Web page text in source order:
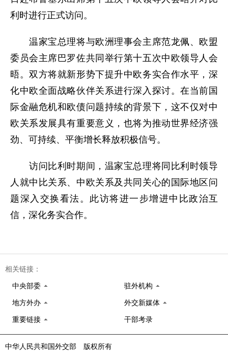
利时进行正式访问。
温家宝总理将与欧洲理事会主席范龙佩、欧盟
委员会主席巴罗佐共同举行第十五次中欧领导人会
晤。双方将就新形势下提升中欧务实合作水平，深
化中欧全面战略伙伴关系进行深入探讨。在当前国
际金融危机和欧债问题持续的背景下，这不仅对中
欧关系发展具有重要意义，也将为推动世界经济强
劲、可持续、平衡增长释放积极信号。
访问比利时期间，温家宝总理将同比利时领导
人就中比关系、中欧关系及共同关心的国际地区问
题深入交换看法。此访将进一步增进中比政治互
信，深化务实合作。
相关链接：
中央部委 驻外机构
地方外办 外交新媒体
重要链接 干部考录
中华人民共和国外交部 版权所有